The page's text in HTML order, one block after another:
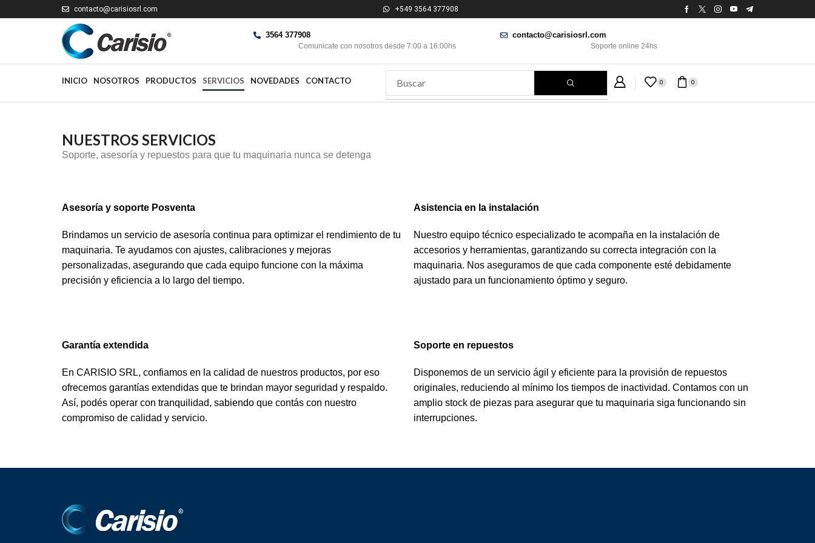
contacto@carisiosrl.com +549 3564 377908
3564 377908
Comunicate con nosotros desde 7:00 a 16:00hs
contacto@carisiosrl.com
Soporte online 24hs
INICIO NOSOTROS PRODUCTOS SERVICIOS NOVEDADES CONTACTO 0 0
NUESTROS SERVICIOS
Soporte, asesoría y repuestos para que tu maquinaria nunca se detenga
Asesoría y soporte Posventa
Brindamos un servicio de asesoría continua para optimizar el rendimiento de tu
maquinaria. Te ayudamos con ajustes, calibraciones y mejoras
personalizadas, asegurando que cada equipo funcione con la máxima
precisión y eficiencia a lo largo del tiempo.
Asistencia en la instalación
Nuestro equipo técnico especializado te acompaña en la instalación de
accesorios y herramientas, garantizando su correcta integración con la
maquinaria. Nos aseguramos de que cada componente esté debidamente
ajustado para un funcionamiento óptimo y seguro.
Garantía extendida
En CARISIO SRL, confiamos en la calidad de nuestros productos, por eso
ofrecemos garantías extendidas que te brindan mayor seguridad y respaldo.
Así, podés operar con tranquilidad, sabiendo que contás con nuestro
compromiso de calidad y servicio.
Soporte en repuestos
Disponemos de un servicio ágil y eficiente para la provisión de repuestos
originales, reduciendo al mínimo los tiempos de inactividad. Contamos con un
amplio stock de piezas para asegurar que tu maquinaria siga funcionando sin
interrupciones.